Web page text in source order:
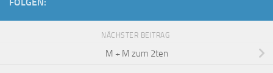
NÄCHSTER BEITRAG
M + M zum 2ten